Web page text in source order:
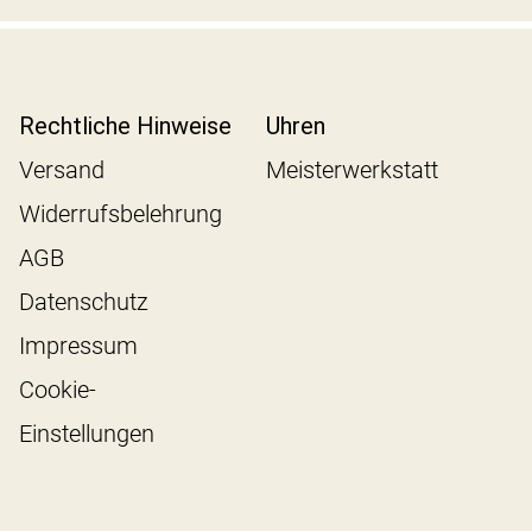
Rechtliche Hinweise
Versand
Widerrufsbelehrung
AGB
Datenschutz
Impressum
Cookie-
Einstellungen
Uhren
Meisterwerkstatt